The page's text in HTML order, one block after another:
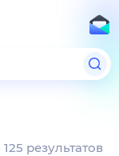
результатов